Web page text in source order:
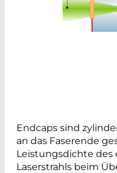
Endcaps sind
an das Faserende
Leistungsdichte
Laserstrahls beim